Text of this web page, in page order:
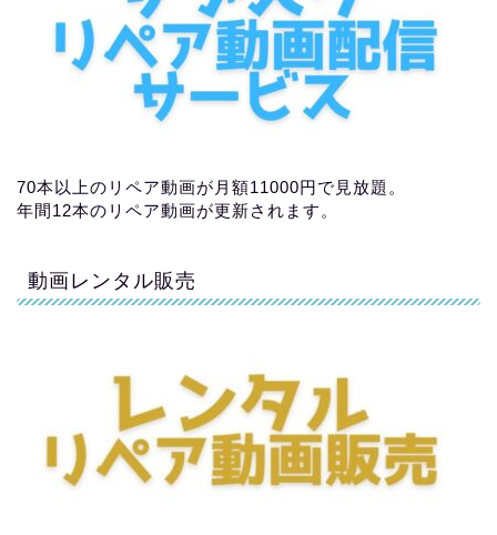
70本以上のリペア動画が月額11000円で見放題。
年間12本のリペア動画が更新されます。
動画レンタル販売